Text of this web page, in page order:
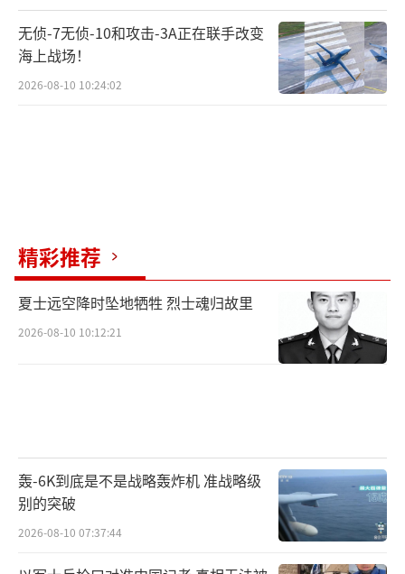
无侦-7无侦-10和攻击-3A正在联手改变
海上战场！
2026-08-10 10:24:02
精彩推荐
夏士远空降时坠地牺牲 烈士魂归故里
2026-08-10 10:12:21
轰-6K到底是不是战略轰炸机 准战略级
别的突破
2026-08-10 07:37:44